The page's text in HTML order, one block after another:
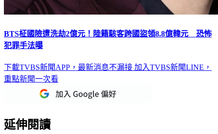
BTS柾國險遭洗劫2億元！陸籍駭客跨國盜領8.8億韓元 恐怖
犯罪手法曝
下載TVBS新聞APP，最新消息不漏接 加入TVBS新聞LINE，
重點新聞一次看
延伸閱讀